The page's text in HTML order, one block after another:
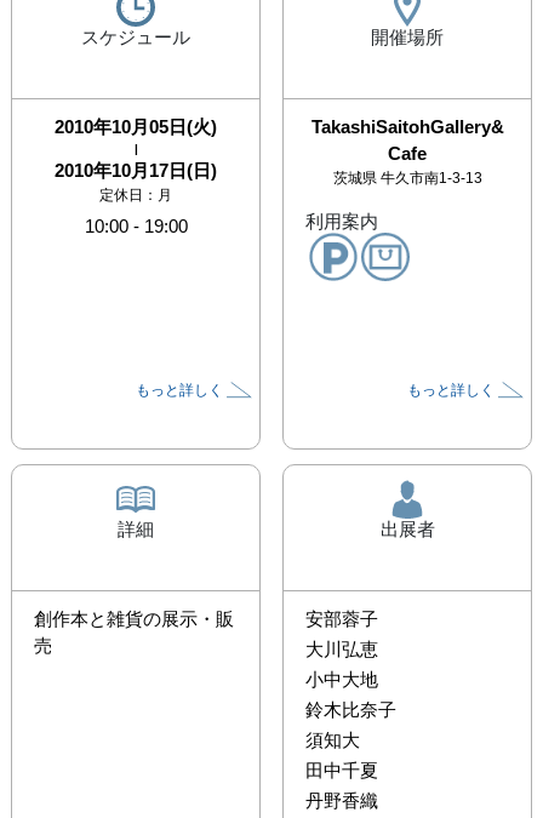
スケジュール
2010年10月05日(火)
|
2010年10月17日(日)
定休日：月
10:00- 19:00
もっと詳しく
開催場所
TakashiSaitohGallery&
Cafe
茨城県 牛久市南1-3-13
利用案内
もっと詳しく
詳細
創作本と雑貨の展示・販
売
出展者
安部蓉子
大川弘恵
小中大地
鈴木比奈子
須知大
田中千夏
丹野香織